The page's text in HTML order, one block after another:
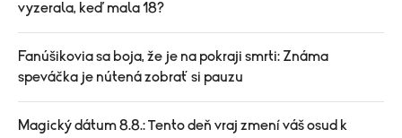
vyzerala, keď mala 18?
Fanúšikovia sa boja, že je na pokraji smrti: Známa
speváčka je nútená zobrať si pauzu
Magický dátum 8.8.: Tento deň vraj zmení váš osud k